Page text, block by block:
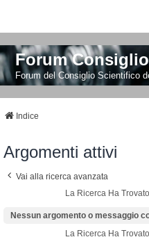
Forum
Forum del Consiglio Scientifico
Indice
Argomenti attivi
Vai alla ricerca avanzata
La Ricerca Ha
Nessun argomento o messaggio
La Ricerca Ha